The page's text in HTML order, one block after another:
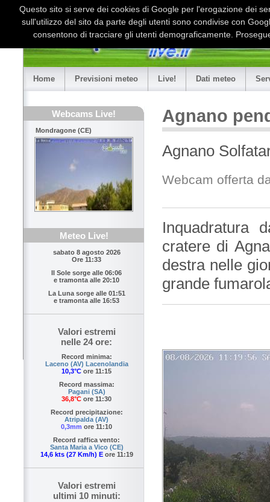
Home Previsioni meteo Live! Dati meteo
Webcams Live!
Mondragone (CE)
Meteo Live!
sabato 8 agosto 2026
Ore 11:33
Il Sole sorge alle 06:06
e tramonta alle 20:10
La Luna sorge alle 01:51
e tramonta alle 16:53
Valori estremi
nelle 24 ore:
Record minima:
Laceno (AV) Lacenolandia
10,3°C ore 11:15
Record massima:
Pagani (SA)
36,8°C ore 11:30
Record precipitazione:
Atripalda (AV)
0,3mm ore 11:10
Record raffica vento:
Santa Maria a Vico (CE)
14,6 kts (27 Km/h) Eore 11:19
Valori estremi
ultimi 10 minuti:
Agnano
Agnano
Webcam offerta
Inquadratura
cratere di
destra nelle
grande
Questo sito si serve dei cookies di Google per l'erogazione dei
sull'utilizzo del sito da parte degli utenti sono condivise con
consentono di tracciare gli utenti demograficamente.